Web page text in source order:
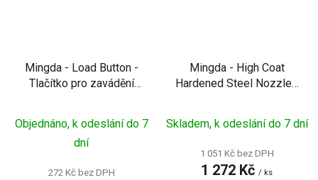
Mingda - Load Button -
Tlačítko pro zavádění
Objednáno, k odeslání do 7
dní
272 Kč bez DPH
Mingda - High Coat
Hardened Steel Nozzle -
400D/600D/1000D
Skladem, k odeslání do 7 dní
1 051 Kč bez DPH
1 272 Kč / ks